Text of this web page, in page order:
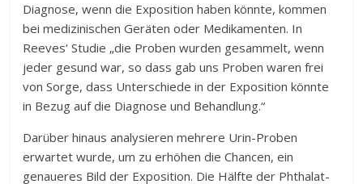
Diagnose, wenn die Exposition haben könnte, kommen
bei medizinischen Geräten oder Medikamenten. In
Reeves‘ Studie „die Proben wurden gesammelt, wenn
jeder gesund war, so dass gab uns Proben waren frei
von Sorge, dass Unterschiede in der Exposition könnte
in Bezug auf die Diagnose und Behandlung.“
Darüber hinaus analysieren mehrere Urin-Proben
erwartet wurde, um zu erhöhen die Chancen, ein
genaueres Bild der Exposition. Die Hälfte der Phthalat-